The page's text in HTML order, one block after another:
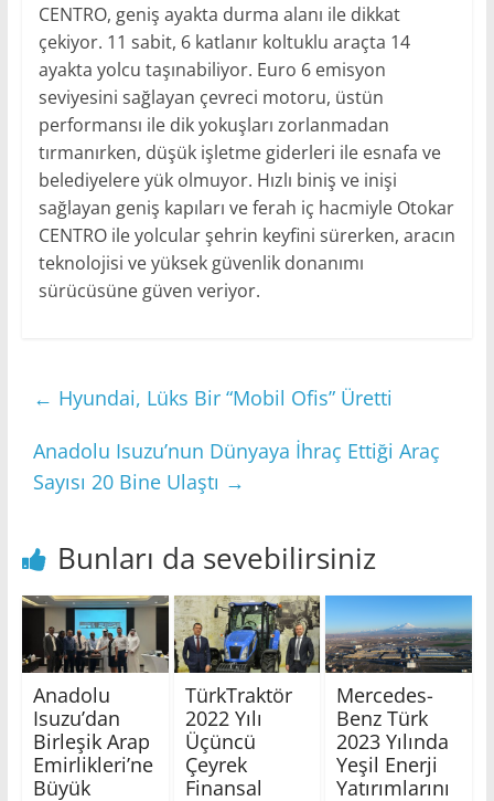
CENTRO, geniş ayakta durma alanı ile dikkat
çekiyor. 11 sabit, 6 katlanır koltuklu araçta 14
ayakta yolcu taşınabiliyor. Euro 6 emisyon
seviyesini sağlayan çevreci motoru, üstün
performansı ile dik yokuşları zorlanmadan
tırmanırken, düşük işletme giderleri ile esnafa ve
belediyelere yük olmuyor. Hızlı biniş ve inişi
sağlayan geniş kapıları ve ferah iç hacmiyle Otokar
CENTRO ile yolcular şehrin keyfini sürerken, aracın
teknolojisi ve yüksek güvenlik donanımı
sürücüsüne güven veriyor.
← Hyundai, Lüks Bir “Mobil Ofis” Üretti
Anadolu Isuzu’nun Dünyaya İhraç Ettiği Araç
Sayısı 20 Bine Ulaştı →
Bunları da sevebilirsiniz
Anadolu
Isuzu’dan
Birleşik Arap
Emirlikleri’ne
Büyük
TürkTraktör
2022 Yılı
Üçüncü
Çeyrek
Finansal
Mercedes-
Benz Türk
2023 Yılında
Yeşil Enerji
Yatırımlarını